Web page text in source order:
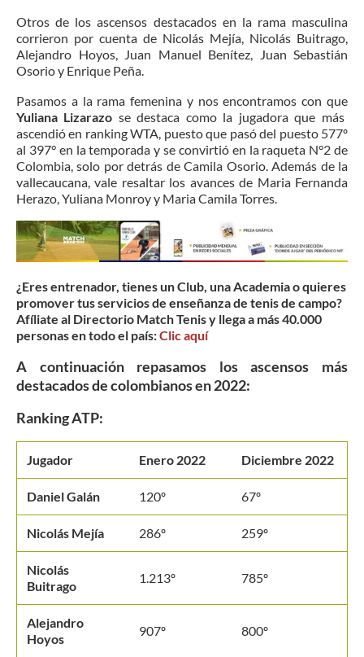
Otros de los ascensos destacados en la rama masculina
corrieron por cuenta de Nicolás Mejía, Nicolás Buitrago,
Alejandro Hoyos, Juan Manuel Benítez, Juan Sebastián
Osorio y Enrique Peña.
Pasamos a la rama femenina y nos encontramos con que
Yuliana Lizarazo se destaca como la jugadora que más
ascendió en ranking WTA, puesto que pasó del puesto 577º
al 397° en la temporada y se convirtió en la raqueta N°2 de
Colombia, solo por detrás de Camila Osorio. Además de la
vallecaucana, vale resaltar los avances de Maria Fernanda
Herazo, Yuliana Monroy y Maria Camila Torres.
¿Eres entrenador, tienes un Club, una Academia o quieres
promover tus servicios de enseñanza de tenis de campo?
Afíliate al Directorio Match Tenis y llega a más 40.000
personas en todo el país:Clic aquí
A continuación repasamos los ascensos más
destacados de colombianos en 2022:
Ranking ATP:
Jugador Enero 2022 Diciembre 2022
Daniel Galán 120º 67º
Nicolás Mejía 286º 259º
Nicolás
Buitrago
1.213º 785º
Alejandro
Hoyos
907º 800º